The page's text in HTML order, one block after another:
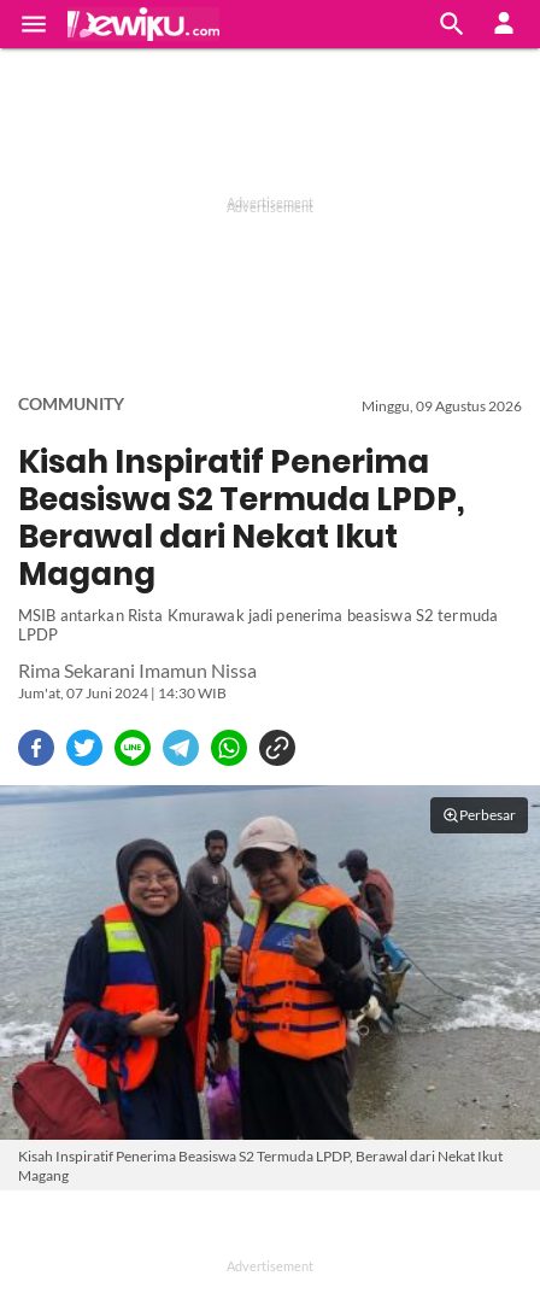
 
COMMUNITY Minggu, 09 Agustus 2026
Kisah Inspiratif Penerima
Beasiswa S2 Termuda LPDP,
Berawal dari Nekat Ikut
Magang
MSIB antarkan Rista Kmurawak jadi penerima beasiswa S2 termuda
LPDP
Rima Sekarani Imamun Nissa
Jum'at, 07 Juni 2024 | 14:30 WIB
Perbesar
Kisah Inspiratif Penerima Beasiswa S2 Termuda LPDP, Berawal dari Nekat Ikut
Magang